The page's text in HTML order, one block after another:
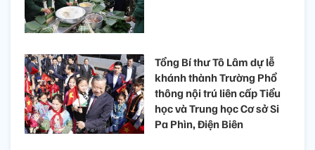
Tổng Bí thư Tô Lâm dự lễ
khánh thành Trường Phổ
thông nội trú liên cấp Tiểu
học và Trung học Cơ sở Si
Pa Phìn, Điện Biên